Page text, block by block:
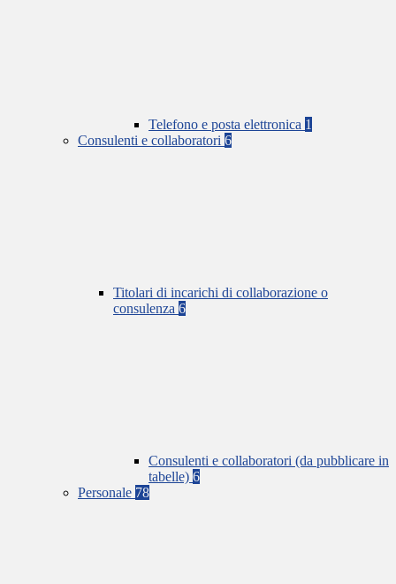
Telefono e posta elettronica 1
Consulenti e collaboratori 6
Titolari di incarichi di collaborazione o
consulenza 6
Consulenti e collaboratori (da pubblicare in
tabelle) 6
Personale 78